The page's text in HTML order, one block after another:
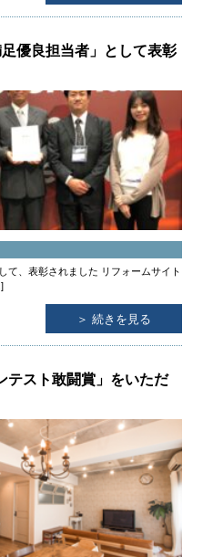
優良担当者」として表彰
て、表彰されました リフォームサイト
＞ 続きを見る
テスト敢闘賞」をいただ